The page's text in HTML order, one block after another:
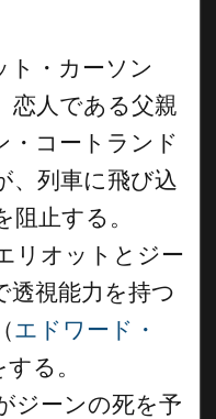
ト・カーソン
恋人である父親
・コートランド
、列車に飛び込
止する。
リオットとジー
透視能力を持つ
エドワード・
る。
ジーンの死を予